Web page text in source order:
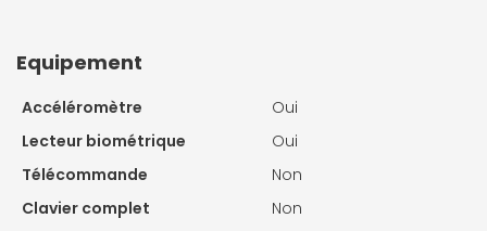
Equipement
Accéléromètre
Oui
Lecteur biométrique
Oui
Télécommande
Non
Clavier complet
Non